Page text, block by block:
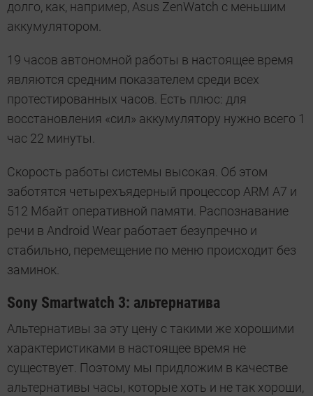
долго, как, например, Asus ZenWatch с меньшим
аккумулятором.
19 часов автономной работы в настоящее время
являются средним показателем среди всех
протестированных часов. Есть плюс: для
восстановления «сил» аккумулятору нужно всего 1
час 22 минуты.
Скорость работы системы высокая. Об этом
заботятся четырехъядерный процессор ARM A7 и
512 Мбайт оперативной памяти. Распознавание
речи в Android Wear работает безупречно и
стабильно, перемещение по меню происходит без
заминок.
Sony Smartwatch 3: альтернатива
Альтернативы за эту цену с такими же хорошими
характеристиками в настоящее время не
существует. Поэтому мы придложим в качестве
альтернативы часы, которые хоть и не так хороши,